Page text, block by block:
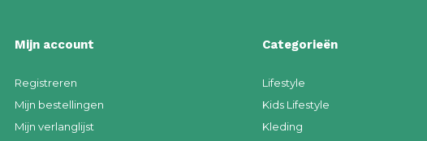
Mijn account
Registreren
Mijn bestellingen
Mijn verlanglijst
Categorieën
Lifestyle
Kids Lifestyle
Kleding